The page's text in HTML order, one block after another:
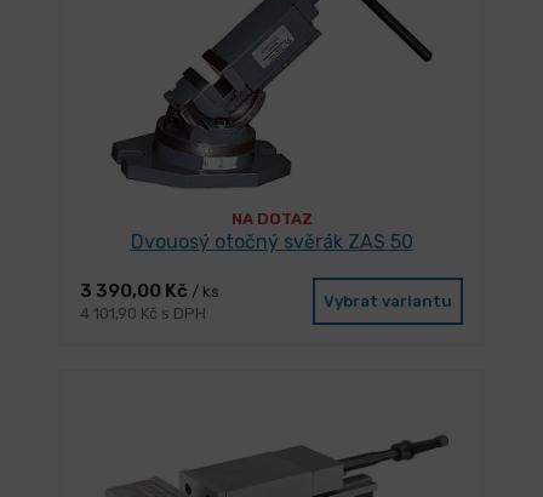
NA DOTAZ
Dvouosý otočný svěrák ZAS 50
3 390,00 Kč / ks
4 101,90 Kč s DPH
Vybrat variantu